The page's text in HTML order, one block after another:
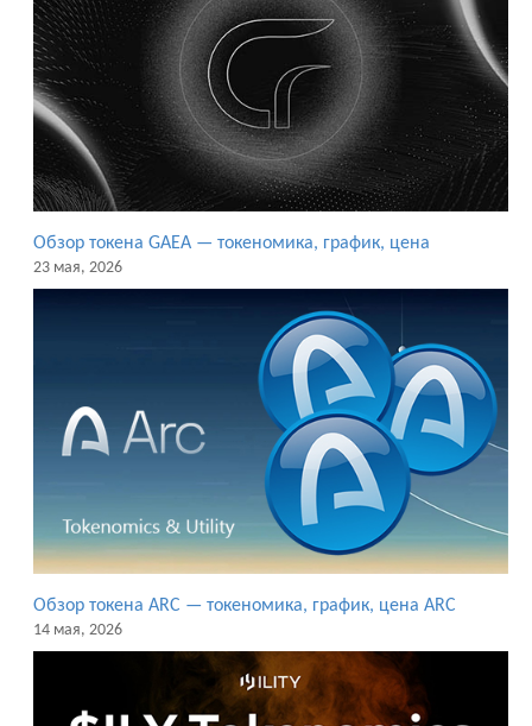
Обзор токена GAEA — токеномика, график, цена
23 мая, 2026
Обзор токена ARC — токеномика, график, цена ARC
14 мая, 2026